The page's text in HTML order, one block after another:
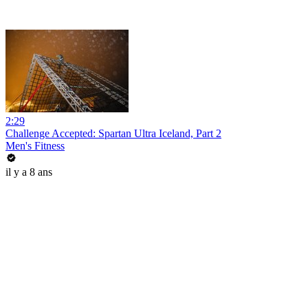
2:29
Challenge Accepted: Spartan Ultra Iceland, Part 2
Men's Fitness
il y a 8 ans